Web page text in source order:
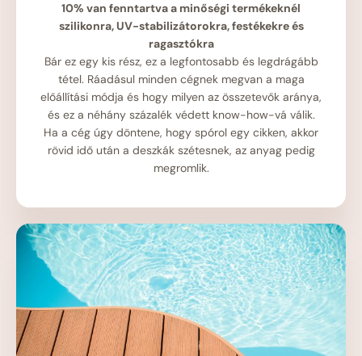
10% van fenntartva a minőségi termékeknél
szilikonra, UV-stabilizátorokra, festékekre és
ragasztókra
Bár ez egy kis rész, ez a legfontosabb és legdrágább
tétel. Ráadásul minden cégnek megvan a maga
előállítási módja és hogy milyen az összetevők aránya,
és ez a néhány százalék védett know-how-vá válik.
Ha a cég úgy döntene, hogy spórol egy cikken, akkor
rövid idő után a deszkák szétesnek, az anyag pedig
megromlik.